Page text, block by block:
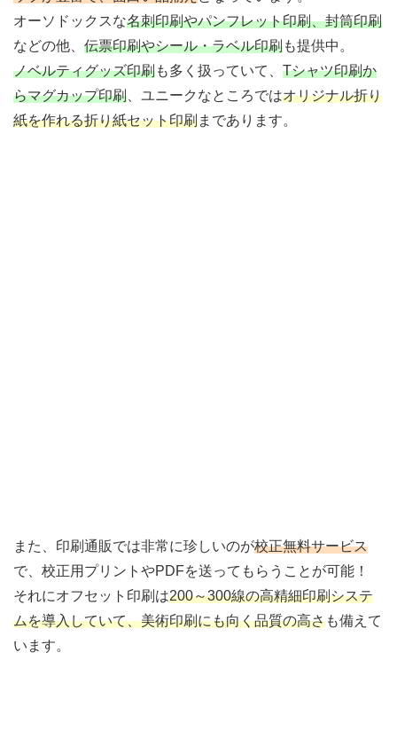
オーソドックスな名刺印刷やパンフレット印刷、封筒印刷
などの他、 伝票印刷やシール・ラベル印刷も提供中。
ノベルティグッズ印刷も多く扱っていて、 Tシャツ印刷か
らマグカップ印刷 、ユニークなところではオリジナル折り
紙を作れる折り紙セット印刷まであります。
また、印刷通販では非常に珍しいのが校正無料サービス
で、校正用プリントやPDFを送ってもらうことが可能！
それにオフセット印刷は200～300線の高精細印刷システ
ムを導入していて、美術印刷にも向く品質の高さも備えて
います。